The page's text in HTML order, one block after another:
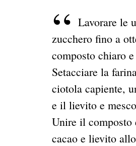
Lavorare le
zucchero fino a
composto chiaro
Setacciare la
ciotola capiente,
e il lievito e
Unire il composto
cacao e lievito